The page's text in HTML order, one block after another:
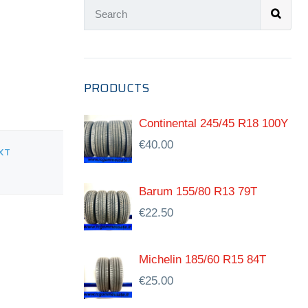
PRODUCTS
Continental 245/45 R18 100Y
€40.00
Barum 155/80 R13 79T
€22.50
Michelin 185/60 R15 84T
€25.00